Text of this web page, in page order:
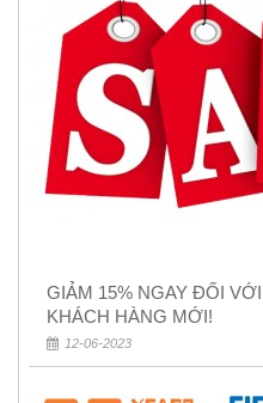
GIẢM 15% NGAY ĐỐI
KHÁCH HÀNG MỚI!
12-06-2023